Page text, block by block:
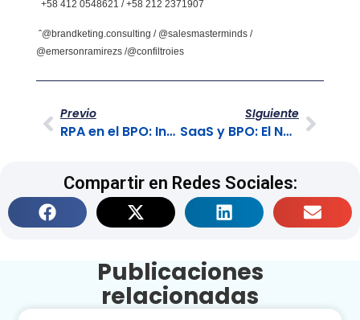
+58 412 0548621 / +58 212 2371907
ˆ@brandketing.consulting / @salesmasterminds /
@emersonramirezs /@confiltroies
Previo
RPA en el BPO: Integrando el Front y Back-Office
SIguiente
SaaS y BPO: El Nexo Omnicanal para el Éxito B2B
Compartir en Redes Sociales:
Publicaciones
relacionadas